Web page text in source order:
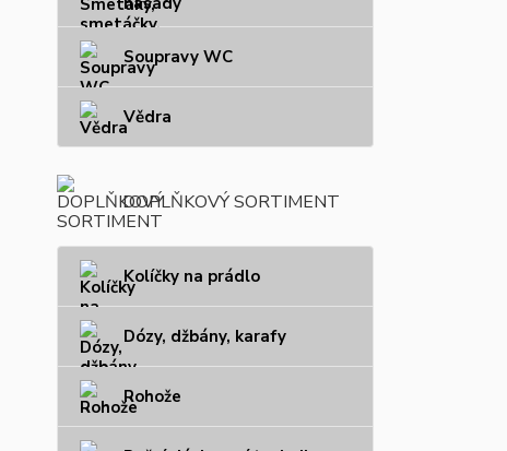
Soupravy WC
Vědra
DOPLŇKOVÝ SORTIMENT
Kolíčky na prádlo
Dózy, džbány, karafy
Rohože